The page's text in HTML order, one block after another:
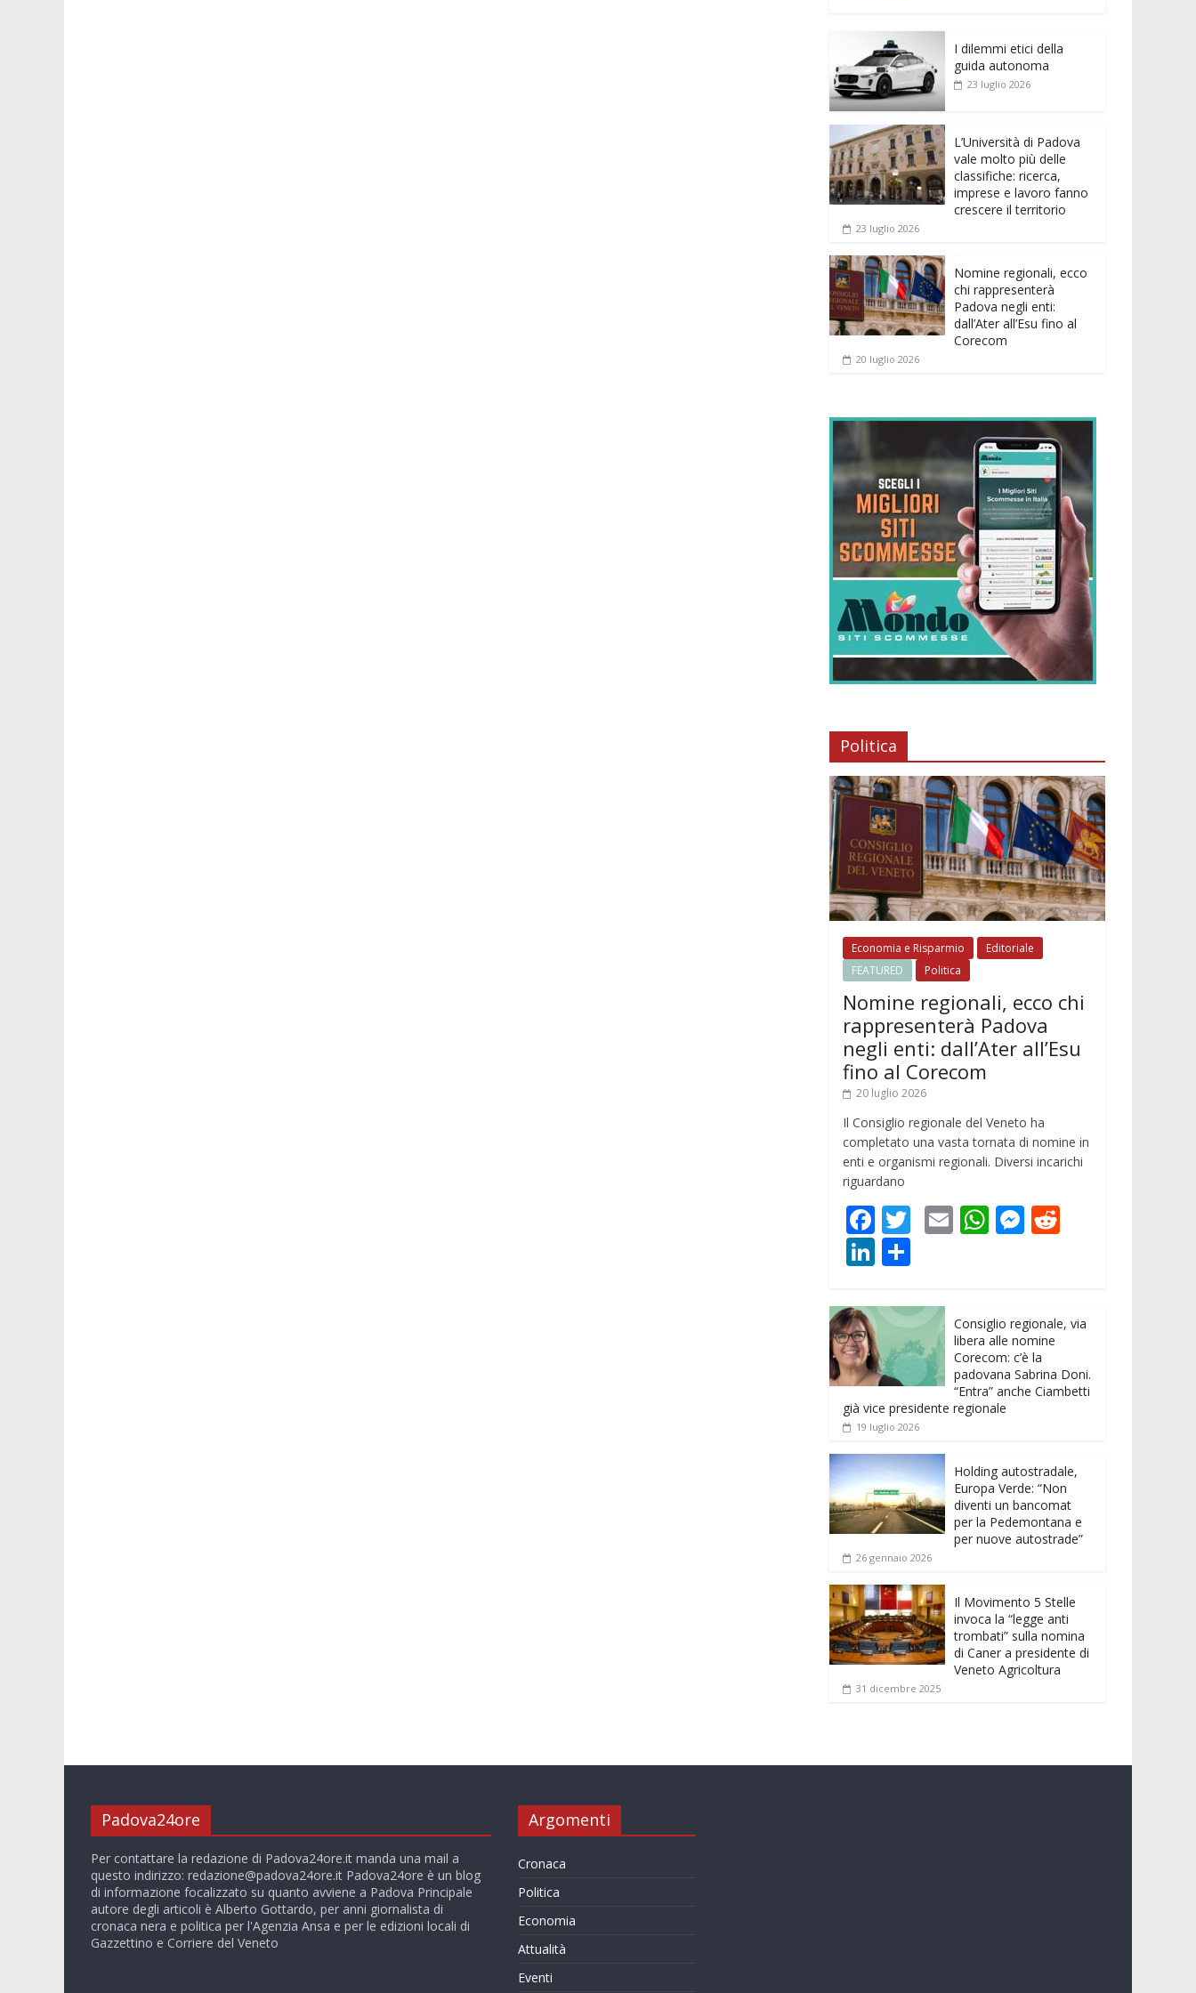
b
o
o
k
er
A
p
n
g
t
k
e
dI
n
n
di
vi
di
I dilemmi etici della
guida autonoma
23 luglio 2026
L’Università di Padova
vale molto più delle
classifiche: ricerca,
imprese e lavoro fanno
crescere il territorio
23 luglio 2026
Nomine regionali, ecco
chi rappresenterà
Padova negli enti:
dall’Ater all’Esu fino al
Corecom
20 luglio 2026
Politica
Economia e Risparmio
Editoriale
FEATURED
Politica
Nomine regionali, ecco chi
rappresenterà Padova
negli enti: dall’Ater all’Esu
fino al Corecom
20 luglio 2026
Il Consiglio regionale del Veneto ha
completato una vasta tornata di nomine in
enti e organismi regionali. Diversi incarichi
riguardano
F
ac
e
b
o
o
k
T
er
E W
A
p
p
M
n
g
er
t
Li
k
e
dI
n
n
di
vi
di
Consiglio regionale, via
libera alle nomine
Corecom: c’è la
padovana Sabrina Doni.
“Entra” anche Ciambetti
già vice presidente regionale
19 luglio 2026
Holding autostradale,
Europa Verde: “Non
diventi un bancomat
per la Pedemontana e
per nuove autostrade”
26 gennaio 2026
Il Movimento 5 Stelle
invoca la “legge anti
trombati” sulla nomina
di Caner a presidente di
Veneto Agricoltura
31 dicembre 2025
Padova24ore
Per contattare la redazione di Padova24ore.it manda una mail a
questo indirizzo: redazione@padova24ore.it Padova24ore è un blog
di informazione focalizzato su quanto avviene a Padova Principale
autore degli articoli è Alberto Gottardo, per anni giornalista di
cronaca nera e politica per l'Agenzia Ansa e per le edizioni locali di
Gazzettino e Corriere del Veneto
Argomenti
Cronaca
Politica
Economia
Attualità
Eventi